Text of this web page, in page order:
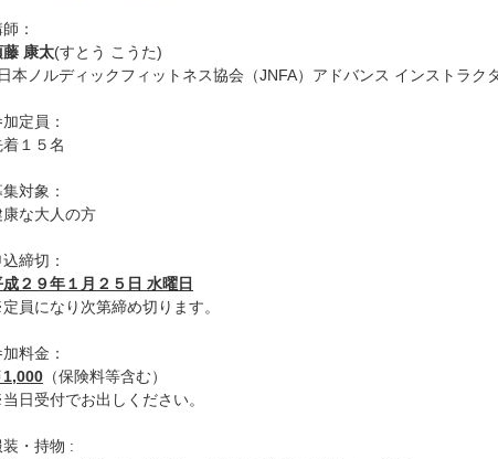
：
藤 康太(すとう こうた)
本ノルディックフィットネス協会（JNFA）アドバンス インストラク
定員：
着１５名
対象：
康な大人の方
締切：
成２９年１月２５日 水曜日
員になり次第締め切ります。
料金：
1,000 （保険料等含む）
日受付でお出しください。
装・持物 :